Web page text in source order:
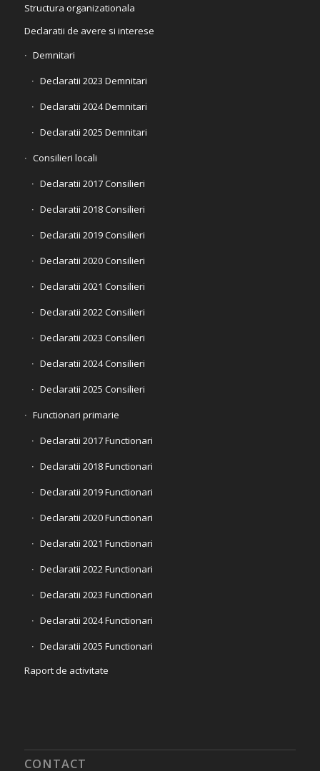
Structura organizationala
Declaratii de avere si interese
Demnitari
Declaratii 2023 Demnitari
Declaratii 2024 Demnitari
Declaratii 2025 Demnitari
Consilieri locali
Declaratii 2017 Consilieri
Declaratii 2018 Consilieri
Declaratii 2019 Consilieri
Declaratii 2020 Consilieri
Declaratii 2021 Consilieri
Declaratii 2022 Consilieri
Declaratii 2023 Consilieri
Declaratii 2024 Consilieri
Declaratii 2025 Consilieri
Functionari primarie
Declaratii 2017 Functionari
Declaratii 2018 Functionari
Declaratii 2019 Functionari
Declaratii 2020 Functionari
Declaratii 2021 Functionari
Declaratii 2022 Functionari
Declaratii 2023 Functionari
Declaratii 2024 Functionari
Declaratii 2025 Functionari
Raport de activitate
CONTACT